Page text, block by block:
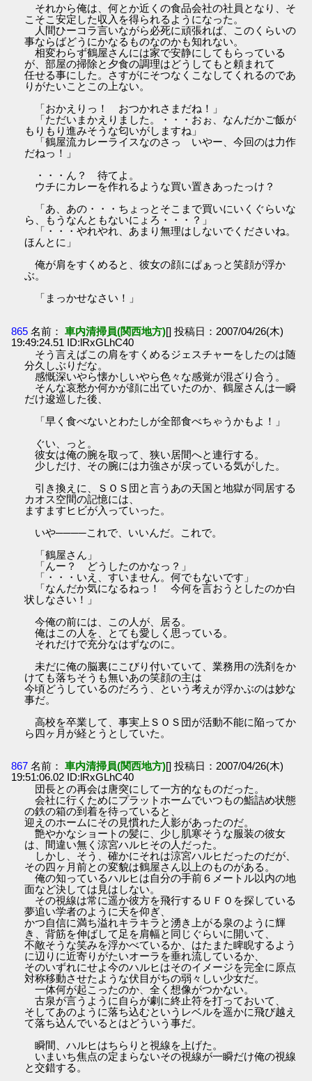
それから俺は、何とか近くの食品会社の社員となり、そ
こそこ安定した収入を得られるようになった。
人間ひーコラ言いながら必死に頑張れば、このくらいの
事ならばどうにかなるものなのかも知れない。
相変わらず鶴屋さんには家で安静にしてもらっている
が、部屋の掃除と夕食の調理はどうしてもと頼まれて
任せる事にした。さすがにそつなくこなしてくれるのであ
りがたいことこの上ない。
「おかえりっ！ おつかれさまだね！」
「ただいまかえりました。・・・おぉ、なんだかご飯が
もりもり進みそうな匂いがしますね」
「鶴屋流カレーライスなのさっ いやー、今回のは力作
だねっ！」
・・・ん？ 待てよ。
ウチにカレーを作れるような買い置きあったっけ？
「あ、あの・・・ちょっとそこまで買いにいくぐらいな
ら、もうなんともないにょろ・・・？」
「・・・やれやれ、あまり無理はしないでくださいね。
ほんとに」
俺が肩をすくめると、彼女の顔にぱぁっと笑顔が浮か
ぶ。
「まっかせなさい！」
865 名前： 車内清掃員(関西地方)[] 投稿日：2007/04/26(木)
19:49:24.51 ID:lRxGLhC40
そう言えばこの肩をすくめるジェスチャーをしたのは随
分久しぶりだな。
感慨深いやら懐かしいやら色々な感覚が混ざり合う。
そんな哀愁か何かが顔に出ていたのか、鶴屋さんは一瞬
だけ逡巡した後、
「早く食べないとわたしが全部食べちゃうかもよ！」
ぐい、っと。
彼女は俺の腕を取って、狭い居間へと連行する。
少しだけ、その腕には力強さが戻っている気がした。
引き換えに、ＳＯＳ団と言うあの天国と地獄が同居する
カオス空間の記憶には、
ますますヒビが入っていった。
いや────これで、いいんだ。これで。
「鶴屋さん」
「んー？ どうしたのかなっ？」
「・・・いえ、すいません。何でもないです」
「なんだか気になるねっ！ 今何を言おうとしたのか白
状しなさい！」
今俺の前には、この人が、居る。
俺はこの人を、とても愛しく思っている。
それだけで充分なはずなのに。
未だに俺の脳裏にこびり付いていて、業務用の洗剤をか
けても落ちそうも無いあの笑顔の主は
今頃どうしているのだろう、という考えが浮かぶのは妙な
事だ。
高校を卒業して、事実上ＳＯＳ団が活動不能に陥ってか
ら四ヶ月が経とうとしていた。
867 名前： 車内清掃員(関西地方)[] 投稿日：2007/04/26(木)
19:51:06.02 ID:lRxGLhC40
団長との再会は唐突にして一方的なものだった。
会社に行くためにプラットホームでいつもの鮨詰め状態
の鉄の箱の到着を待っていると、
迎えのホームにその見慣れた人影があったのだ。
艶やかなショートの髪に、少し肌寒そうな服装の彼女
は、間違い無く涼宮ハルヒその人だった。
しかし、そう、確かにそれは涼宮ハルヒだったのだが、
その四ヶ月前との変貌は鶴屋さん以上のものがある。
俺の知っているハルヒは自分の手前６メートル以内の地
面など決しては見はしない。
その視線は常に遥か彼方を飛行するＵＦＯを探している
夢追い学者のように天を仰ぎ、
かつ自信に満ち溢れキラキラと湧き上がる泉のように輝
き、背筋を伸ばして足を肩幅と同じぐらいに開いて、
不敵そうな笑みを浮かべているか、はたまた睥睨するよう
に辺りに近寄りがたいオーラを垂れ流しているか、
そのいずれにせよ今のハルヒはそのイメージを完全に原点
対称移動させたような伏目がちの弱々しい少女だ。
一体何が起こったのか、全く想像がつかない。
古泉が言うように自らが劇に終止符を打っておいて、
そしてあのように落ち込むというレベルを遥かに飛び越え
て落ち込んでいるとはどういう事だ。
瞬間、ハルヒはちらりと視線を上げた。
いまいち焦点の定まらないその視線が一瞬だけ俺の視線
と交錯する。